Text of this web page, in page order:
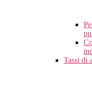
Tassi di